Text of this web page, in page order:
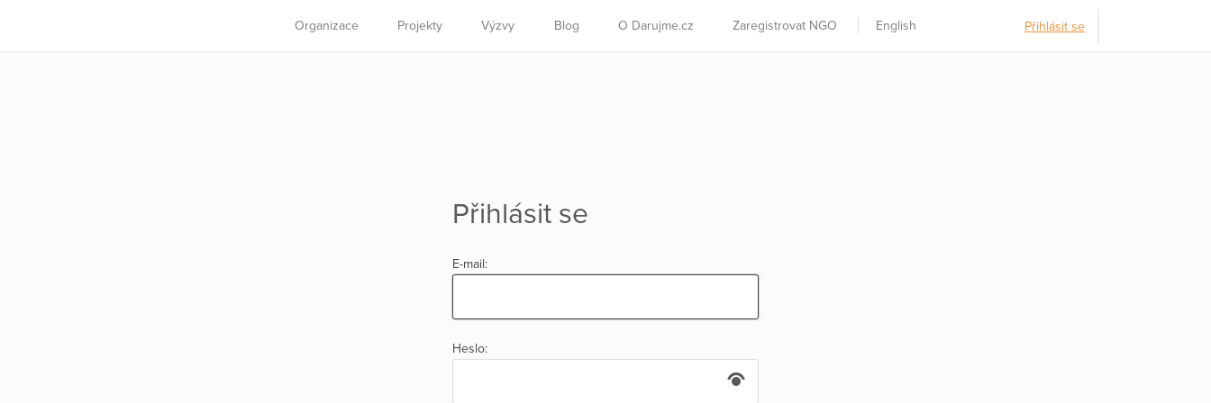
Organizace Projekty Výzvy Blog O Darujme.cz Zaregistrovat NGO English Přihlásit se
Přihlásit se
E-mail:
Heslo: